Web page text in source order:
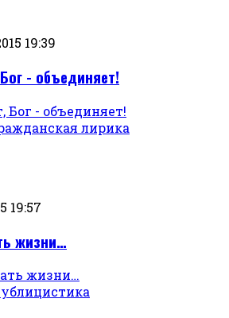
19:39
- объединяет!
лирика
19:57
жизни…